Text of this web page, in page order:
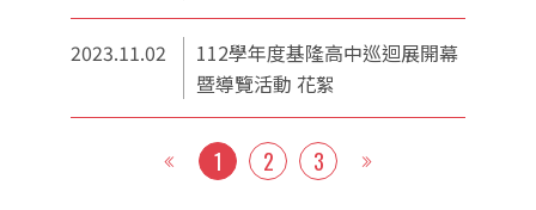
2023.11.02
112學年度基隆高中巡迴展開幕
暨導覽活動 花絮
《 1 2 3 》